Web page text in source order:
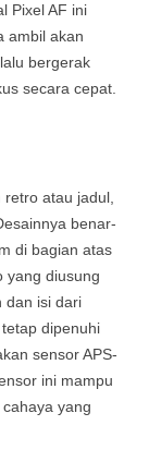
Pixel AF ini
ambil akan
bergerak
secara cepat.
atau jadul,
benar-
di bagian atas
yang diusung
dan isi dari
dipenuhi
sensor APS-
ini mampu
yang